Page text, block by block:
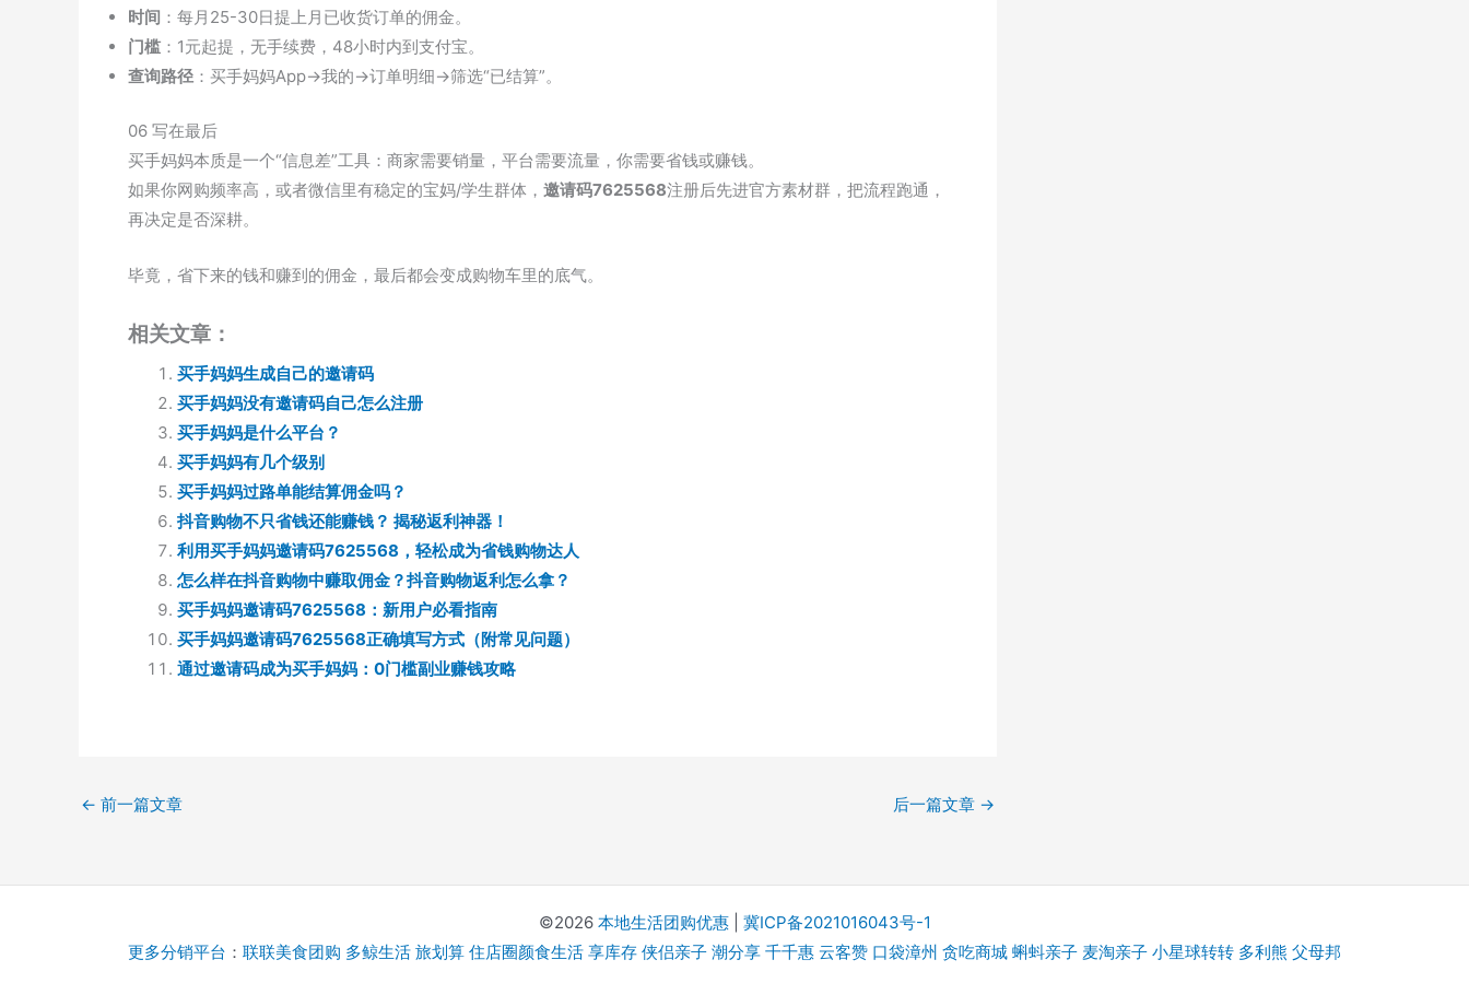
时间 ：每月25-30日提上月已收货订单的佣金。
门槛 ：1元起提，无手续费，48小时内到支付宝。
查询路径 ：买手妈妈App→我的→订单明细→筛选“已结算”。
06 写在最后
买手妈妈本质是一个“信息差”工具：商家需要销量，平台需要流量，你需要省钱或赚钱。
如果你网购频率高，或者微信里有稳定的宝妈/学生群体， 邀请码7625568注册后先进官方素材群，把流程跑通，
再决定是否深耕。
毕竟，省下来的钱和赚到的佣金，最后都会变成购物车里的底气。
相关文章：
买手妈妈生成自己的邀请码
买手妈妈没有邀请码自己怎么注册
买手妈妈是什么平台？
买手妈妈有几个级别
买手妈妈过路单能结算佣金吗？
抖音购物不只省钱还能赚钱？ 揭秘返利神器！
利用买手妈妈邀请码7625568，轻松成为省钱购物达人
怎么样在抖音购物中赚取佣金？抖音购物返利怎么拿？
买手妈妈邀请码7625568：新用户必看指南
买手妈妈邀请码7625568正确填写方式（附常见问题）
通过邀请码成为买手妈妈：0门槛副业赚钱攻略
← 前一篇文章 后一篇文章 →
©2026 本地生活团购优惠| 冀ICP备2021016043号-1
更多分销平台 ： 联联美食团购 多鲸生活 旅划算 住店圈颜食生活 享库存 侠侣亲子 潮分享 千千惠 云客赞 口袋漳州 贪吃商城 蝌蚪亲子 麦淘亲子 小星球转转 多利熊 父母邦